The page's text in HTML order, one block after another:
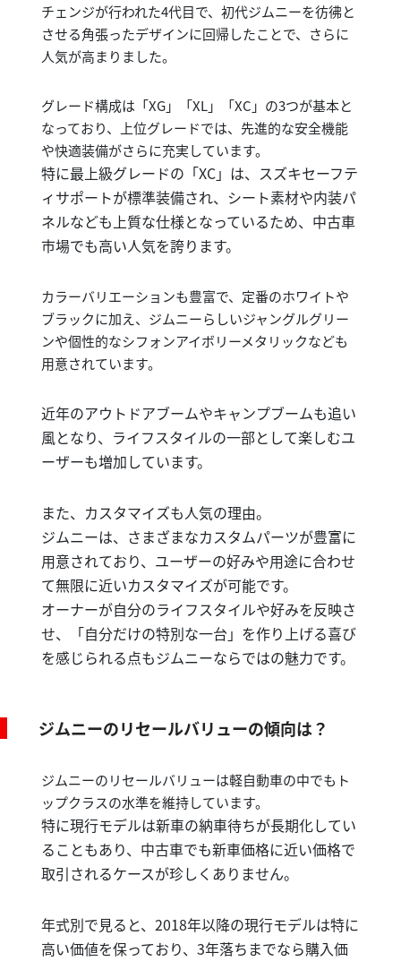
チェンジが行われた4代目で、初代ジムニーを彷彿と
させる角張ったデザインに回帰したことで、さらに
人気が高まりました。
グレード構成は「XG」「XL」「XC」の3つが基本と
なっており、上位グレードでは、先進的な安全機能
や快適装備がさらに充実しています。
特に最上級グレードの「XC」は、スズキセーフテ
ィサポートが標準装備され、シート素材や内装パ
ネルなども上質な仕様となっているため、中古車
市場でも高い人気を誇ります。
カラーバリエーションも豊富で、定番のホワイトや
ブラックに加え、ジムニーらしいジャングルグリー
ンや個性的なシフォンアイボリーメタリックなども
用意されています。
近年のアウトドアブームやキャンプブームも追い
風となり、ライフスタイルの一部として楽しむユ
ーザーも増加しています。
また、カスタマイズも人気の理由。
ジムニーは、さまざまなカスタムパーツが豊富に
用意されており、ユーザーの好みや用途に合わせ
て無限に近いカスタマイズが可能です。
オーナーが自分のライフスタイルや好みを反映さ
せ、「自分だけの特別な一台」を作り上げる喜び
を感じられる点もジムニーならではの魅力です。
ジムニーのリセールバリューの傾向は？
ジムニーのリセールバリューは軽自動車の中でもト
ップクラスの水準を維持しています。
特に現行モデルは新車の納車待ちが長期化してい
ることもあり、中古車でも新車価格に近い価格で
取引されるケースが珍しくありません。
年式別で見ると、2018年以降の現行モデルは特に
高い価値を保っており、3年落ちまでなら購入価